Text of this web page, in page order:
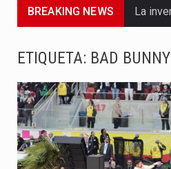
BREAKING NEWS
ETIQUETA: BAD BUNNY